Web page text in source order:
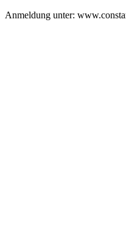
Anmeldung unter: